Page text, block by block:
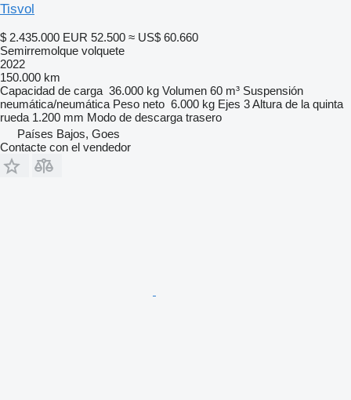
Tisvol
$ 2.435.000 EUR 52.500 ≈ US$ 60.660
Semirremolque volquete
2022
150.000 km
Capacidad de carga 36.000 kg Volumen 60 m³ Suspensión
neumática/neumática Peso neto 6.000 kg Ejes 3Altura de la quinta
rueda 1.200 mm Modo de descarga trasero
Países Bajos, Goes
Contacte con el vendedor